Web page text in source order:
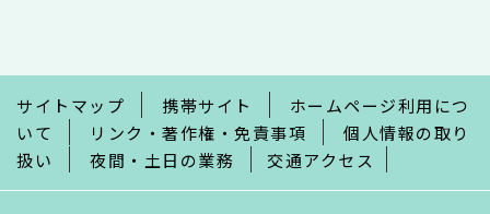
で
サイトマップ 携帯サイト
ホームページ利用につ
いて
リンク・著作権・免責事項
個人情報の取り
扱い
夜間・土日の業務 交通アクセス